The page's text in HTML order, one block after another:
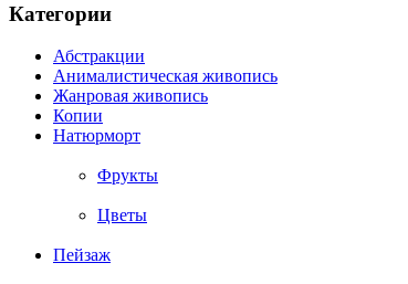
Категории
Абстракции
Анималистическая живопись
Жанровая живопись
Копии
Натюрморт
Фрукты
Цветы
Пейзаж